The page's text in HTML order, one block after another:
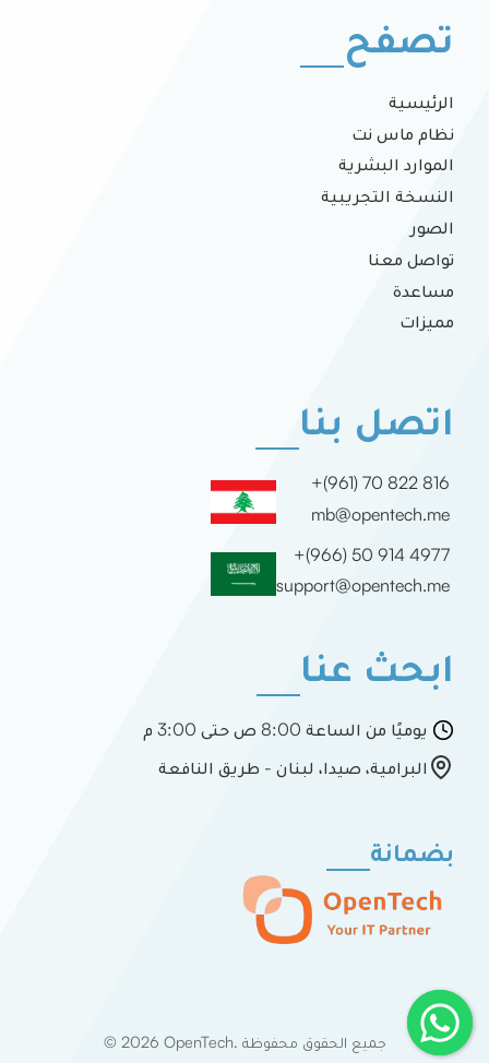
تصفح
الرئيسية
نظام ماس نت
الموارد البشرية
النسخة التجريبية
الصور
تواصل معنا
مساعدة
مميزات
اتصل بنا
+(961) 70 822 816
mb@opentech.me
+(966) 50 914 4977
support@opentech.me
ابحث عنا
يوميًا من الساعة 8:00 ص حتى 3:00 م
البرامية، صيدا، لبنان - طريق النافعة
بضمانة
© 2026 OpenTech. جميع الحقوق محفوظة